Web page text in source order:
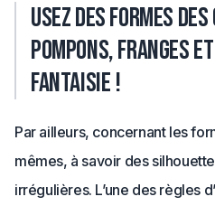
Usez des formes
pompons, franges
fantaisie !
Par ailleurs, concernant les
mêmes, à savoir des
irrégulières. L’une des règles